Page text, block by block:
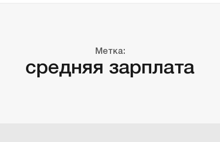
Метка:
средняя зарплата